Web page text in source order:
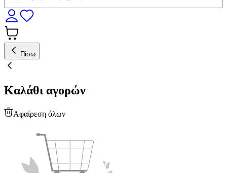
Πίσω
Καλάθι αγορών
Αφαίρεση όλων